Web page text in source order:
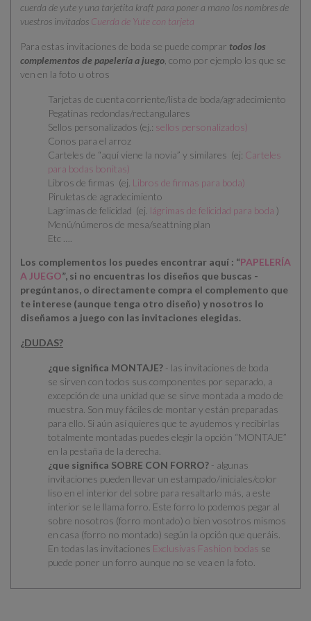
cuerda de yute y una tarjetita kraft para poner a mano los nombres de
vuestros invitados Cuerda de Yute con tarjeta
Para estas invitaciones de boda se puede comprar todos los
complementos de papelería a juego , como por ejemplo los que se
ven en la foto u otros
Tarjetas de cuenta corriente/lista de boda/agradecimiento
Pegatinas redondas/rectangulares
Sellos personalizados (ej.: sellos personalizados)
Conos para el arroz
Carteles de “aquí viene la novia” y similares (ej: Carteles
para bodas bonitas)
Libros de firmas (ej. Libros de firmas para boda)
Piruletas de agradecimiento
Lagrimas de felicidad (ej. lágrimas de felicidad para boda )
Menú/números de mesa/seattning plan
Etc ….
Los complementos los puedes encontrar aquí : “PAPELERÍA
A JUEGO”, si no encuentras los diseños que buscas -
pregúntanos, o directamente compra el complemento que
te interese (aunque tenga otro diseño) y nosotros lo
diseñamos a juego con las invitaciones elegidas.
¿DUDAS?
¿que significa MONTAJE? - las invitaciones de boda
se sirven con todos sus componentes por separado , a
excepción de una unidad que se sirve montada a modo de
muestra. Son muy fáciles de montar y están preparadas
para ello. Si aún así quieres que te ayudemos y recibirlas
totalmente montadas puedes elegir la opción “MONTAJE”
en la pestaña de la derecha.
¿que significa SOBRE CON FORRO? - algunas
invitaciones pueden llevar un estampado/iniciales/color
liso en el interior del sobre para resaltarlo más, a este
interior se le llama forro. Este forro lo podemos pegar al
sobre nosotros (forro montado) o bien vosotros mismos
en casa (forro no montado) según la opción que queráis.
En todas las invitaciones Exclusivas Fashion bodas se
puede poner un forro aunque no se vea en la foto.